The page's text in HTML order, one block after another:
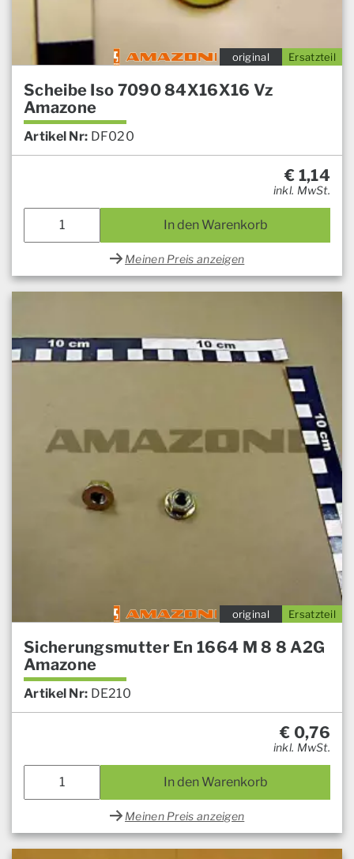
Ersatzteil
original
Scheibe Iso 7090 84X16X16 Vz
Amazone
Artikel Nr: DF020
€ 1,14
inkl. MwSt.
In den Warenkorb
Meinen Preis anzeigen
Ersatzteil
original
Sicherungsmutter En 1664 M 8 8 A2G
Amazone
Artikel Nr: DE210
€ 0,76
inkl. MwSt.
In den Warenkorb
Meinen Preis anzeigen